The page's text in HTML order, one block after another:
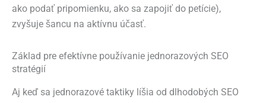
ako podať pripomienku, ako sa zapojiť do petície),
zvyšuje šancu na aktívnu účasť.
Základ pre efektívne používanie jednorazových SEO
stratégií
Aj keď sa jednorazové taktiky líšia od dlhodobých SEO